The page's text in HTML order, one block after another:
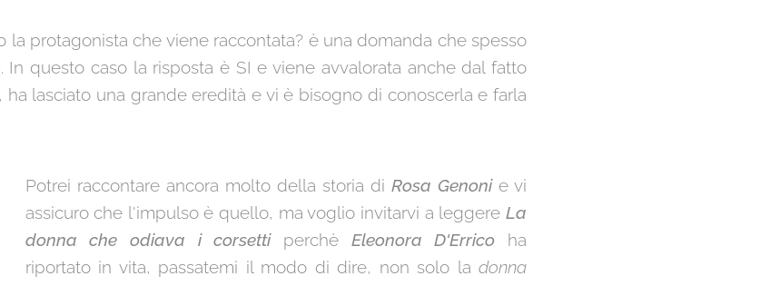
la protagonista che viene raccontata? è una domanda che spesso
questo caso la risposta è SI e viene avvalorata anche dal fatto
lasciato una grande eredità e vi è bisogno di conoscerla e farla
Potrei raccontare ancora molto della storia di Rosa Genonie vi
assicuro che l'impulso è quello, ma voglio invitarvi a leggere La
donna che odiava i corsetti perchè Eleonora D'Errico ha
riportato in vita, passatemi il modo di dire, non solo la donna